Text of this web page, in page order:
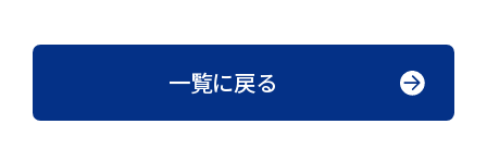
一覧に戻る